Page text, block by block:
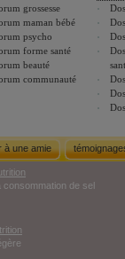
grossesse
maman bébé
psycho
forme santé
beauté
communauté
à une amie
consommation de sel